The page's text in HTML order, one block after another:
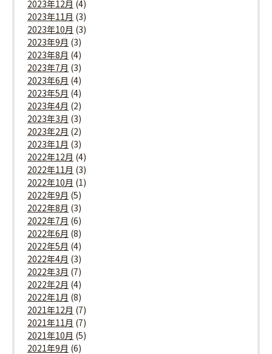
2023年12月 (4)
2023年11月 (3)
2023年10月 (3)
2023年9月 (3)
2023年8月 (4)
2023年7月 (3)
2023年6月 (4)
2023年5月 (4)
2023年4月 (2)
2023年3月 (3)
2023年2月 (2)
2023年1月 (3)
2022年12月 (4)
2022年11月 (3)
2022年10月 (1)
2022年9月 (5)
2022年8月 (3)
2022年7月 (6)
2022年6月 (8)
2022年5月 (4)
2022年4月 (3)
2022年3月 (7)
2022年2月 (4)
2022年1月 (8)
2021年12月 (7)
2021年11月 (7)
2021年10月 (5)
2021年9月 (6)